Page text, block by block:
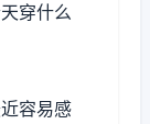
穿什么
容易感